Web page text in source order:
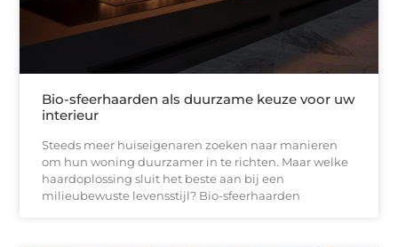
Bio-sfeerhaarden als duurzame keuze voor uw
interieur
Steeds meer huiseigenaren zoeken naar manieren
om hun woning duurzamer in te richten. Maar welke
haardoplossing sluit het beste aan bij een
milieubewuste levensstijl? Bio-sfeerhaarden